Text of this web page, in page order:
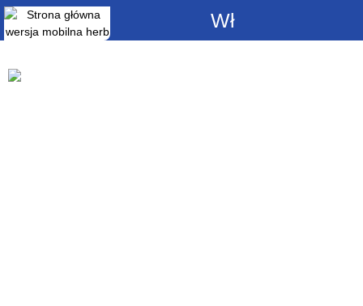
Włącz
powiadomienia